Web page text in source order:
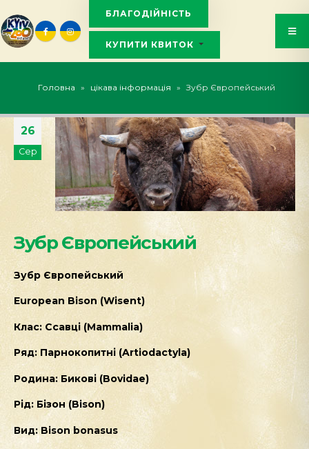
БЛАГОДІЙНІСТЬ
КУПИТИ КВИТОК
Головна » цікава інформація » Зубр Європейський
26
Сер
Зубр Європейський
Зубр Європейський
European Bison (Wisent)
Клас: Ссавці (Mammalia)
Ряд: Парнокопитні (Artiodactyla)
Родина: Бикові (Bovidae)
Рід: Бізон (Bison)
Вид: Bison bonasus